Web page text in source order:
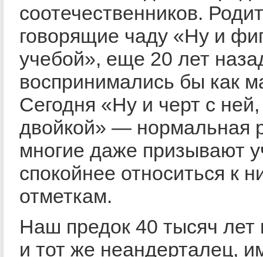
соотечественников.
говорящие чаду «Ну и
учебой», еще 20 лет
воспринимались бы как
Сегодня «Ну и черт с ней,
двойкой» — нормальная
многие даже призывают
спокойнее относиться к
отметкам.
Наш предок 40 тысяч лет
и тот же неандерталец,